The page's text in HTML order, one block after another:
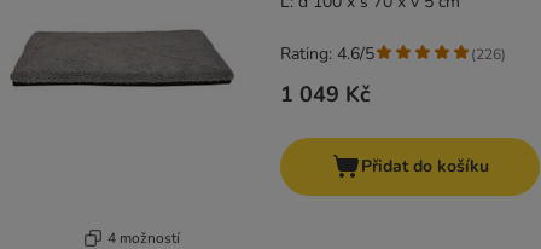
4 možností
1 049 Kč
Rating: 4.6/5 (226)
Přidat do košíku